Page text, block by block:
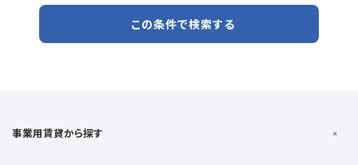
この条件で検索する
事業用賃貸から探す